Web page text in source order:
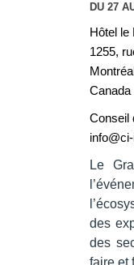
DU 27
Hôtel le
1255,
Canada
Conseil
Le
des
des
faire et